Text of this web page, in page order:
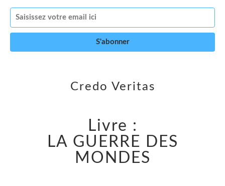
Credo Veritas
Livre :
LA GUERRE DES
MONDES